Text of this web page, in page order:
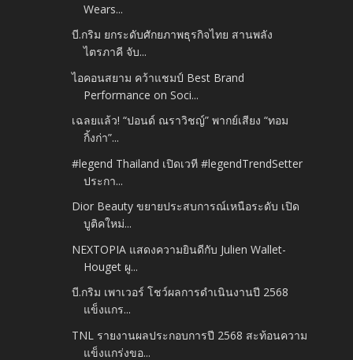
Wears...
บี.กริม ยกระดับศักยภาพธุรกิจไทย สานพลัง
ไตรภาคี จับ...
ไอคอนสยาม คว้าแชมป์ Best Brand
Performance on Soci...
เฉลยแล้ว! “ปอนด์ ณราวิชญ์” พากย์เสียง “ทอม
กิ้งก่า”...
#legend Thailand เปิดเวที #legendTrendSetter
ประกา...
Dior Beauty ขยายประสบการณ์เหนือระดับ เปิด
บูติคใหม่...
NEXTOPIA แสดงความยินดีกับ Julien Wallet-
Houget ผู...
บี.กริม เพาเวอร์ โชว์ผลการดำเนินงานปี 2568
แข็งแกร...
TNL รายงานผลประกอบการปี 2568 สะท้อนความ
แข็งแกร่งขอ...